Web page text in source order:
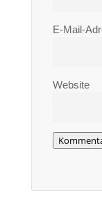
E-Mail-
Website